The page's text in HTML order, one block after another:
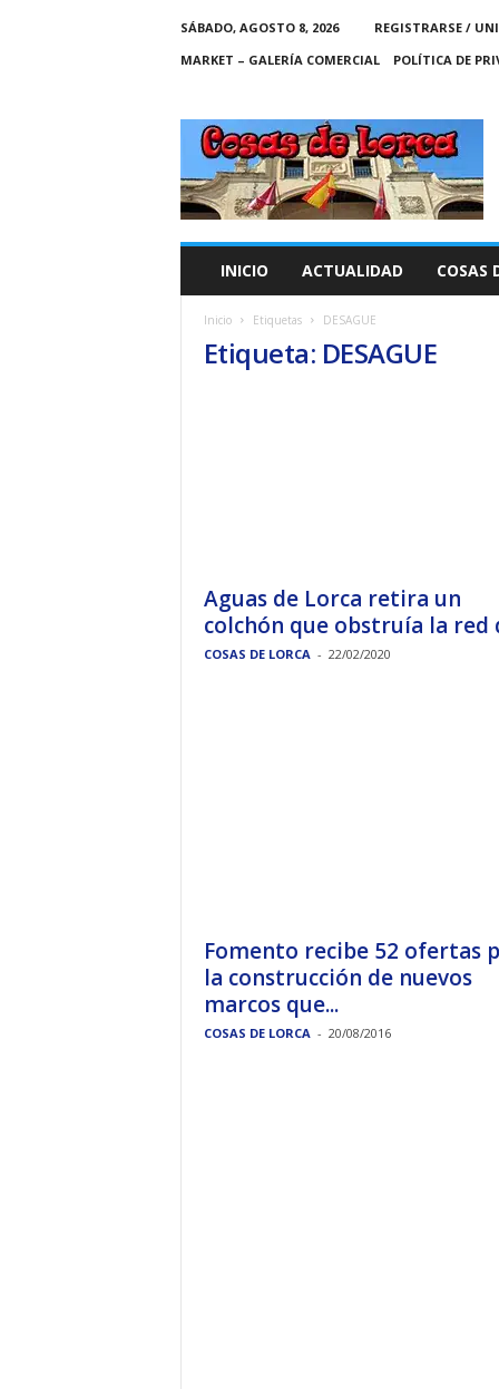
SÁBADO, AGOSTO 8, 2026
REGISTRARSE /
MARKET – GALERÍA COMERCIAL
POLÍTICA DE
C
A
S
INICIO ACTUALIDAD COSAS
Inicio Etiquetas DESAGUE
Etiqueta: DESAGUE
Aguas de Lorca retira un
colchón que obstruía la red
COSAS DE LORCA - 22/02/2020
Fomento recibe 52 ofertas
la construcción de nuevos
marcos que...
COSAS DE LORCA - 20/08/2016